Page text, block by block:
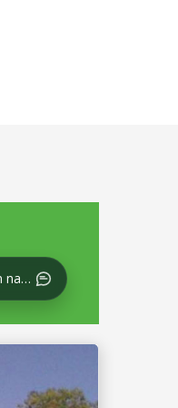
Consultation nationale